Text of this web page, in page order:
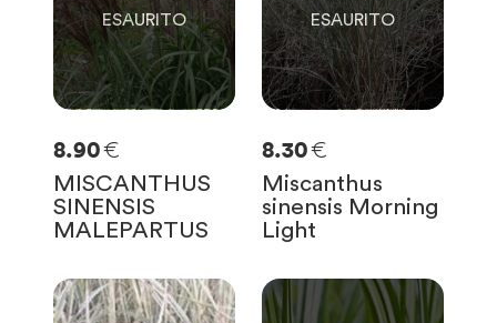
8.90€
MISCANTHUS
SINENSIS
MALEPARTUS
8.30€
Miscanthus
sinensis Morning
Light
0
SOLO
0 RIMASTE